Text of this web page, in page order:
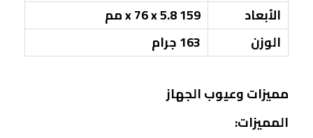
الأبعاد
159 x 76 x 5.8 مم
الوزن
163 جرام
مميزات وعيوب الجهاز
المميزات: